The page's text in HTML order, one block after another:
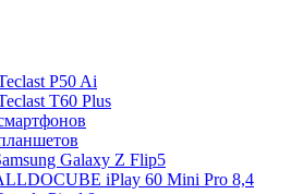
P50 Ai
T60 Plus
Galaxy Z Flip5
iPlay 60 Mini Pro 8,4